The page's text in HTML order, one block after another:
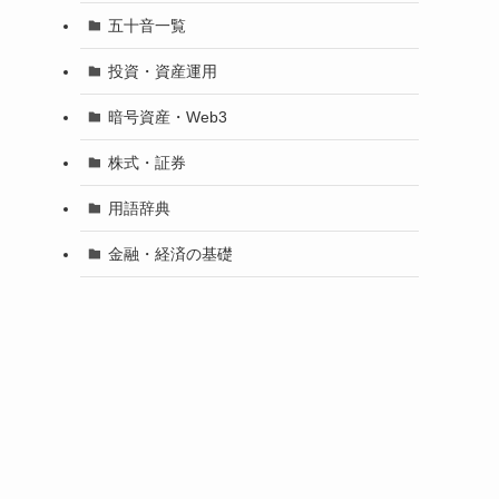
五十音一覧
投資・資産運用
暗号資産・Web3
株式・証券
用語辞典
金融・経済の基礎